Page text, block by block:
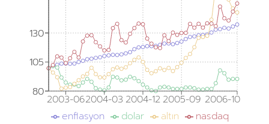
2003-062004-03 2004-12 2005-09 2006-10
80
105
130
80
105
130
enflasyon dolar altın nasdaq